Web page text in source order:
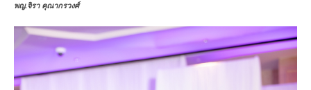
พญ.จิรา คุณากรวงศ์